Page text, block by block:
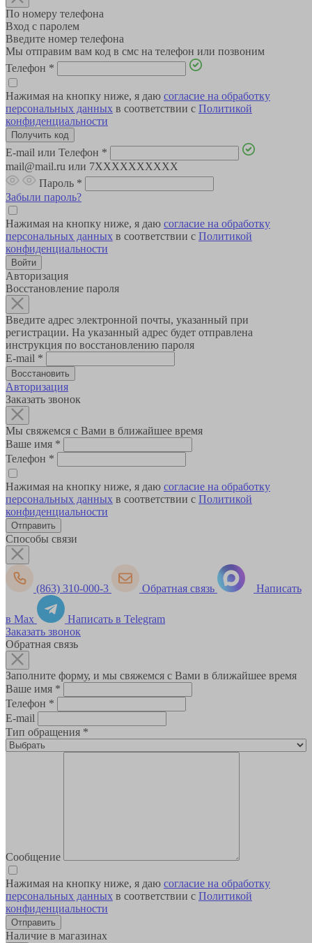
По номеру телефона
Вход с паролем
Введите номер телефона
Мы отправим вам код в смс на телефон или позвоним
Телефон *
Нажимая на кнопку ниже, я даю согласие на обработку
персональных данных в соответствии с Политикой
конфиденциальности
E-mail или Телефон *
mail@mail.ru или 7XXXXXXXXXX
Пароль *
Забыли пароль?
Нажимая на кнопку ниже, я даю согласие на обработку
персональных данных в соответствии с Политикой
конфиденциальности
Авторизация
Восстановление пароля
Введите адрес электронной почты, указанный при
регистрации. На указанный адрес будет отправлена
инструкция по восстановлению пароля
E-mail *
Авторизация
Заказать звонок
Мы свяжемся с Вами в ближайшее время
Ваше имя *
Телефон *
Нажимая на кнопку ниже, я даю согласие на обработку
персональных данных в соответствии с Политикой
конфиденциальности
Способы связи
(863) 310-000-3 Обратная связь Написать
в Max
Написать в Telegram
Заказать звонок
Обратная связь
Заполните форму, и мы свяжемся с Вами в ближайшее время
Ваше имя *
Телефон *
E-mail
Тип обращения *
Сообщение
Нажимая на кнопку ниже, я даю согласие на обработку
персональных данных в соответствии с Политикой
конфиденциальности
Наличие в магазинах